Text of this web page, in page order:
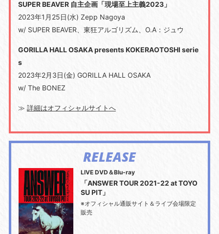
SUPER BEAVER 自主企画「現場至上主義2023」
2023年1月25日(水) Zepp Nagoya
w/ SUPER BEAVER、東狂アルゴリズム、O.A：ジュウ
GORILLA HALL OSAKA presents KOKERAOTOSHI serie
s
2023年2月3日(金) GORILLA HALL OSAKA
w/ The BONEZ
≫ 詳細はオフィシャルサイトへ
RELEASE
LIVE DVD＆Blu-ray
「ANSWER TOUR 2021-22 at TOYO
SU PIT」
※オフィシャル通販サイト＆ライブ会場限定
販売